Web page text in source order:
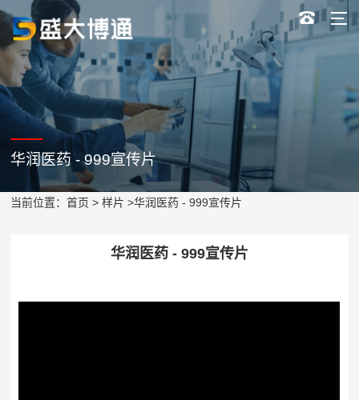
华润医药 - 999宣传片
当前位置：首页 >样片 >华润医药 - 999宣传片
华润医药 - 999宣传片